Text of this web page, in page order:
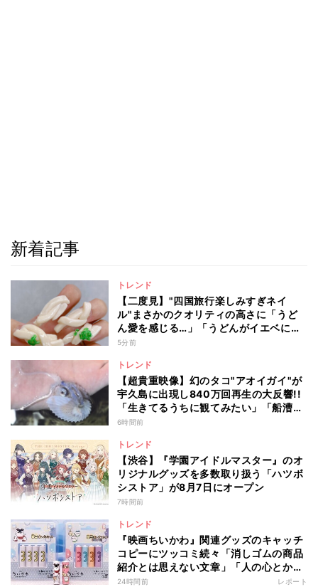
新着記事
トレンド
【二度見】"四国旅行楽しみすぎネイ
ル"まさかのクオリティの高さに「うど
ん愛を感じる…」「うどんがイエベに馴
染むなんて」と12万いいね
5分前
トレンド
【超貴重映像】幻のタコ"アオイガイ"が
宇久島に出現し840万回再生の大反響!!
「生きてるうちに観てみたい」「船漕い
でるみたいなの可愛い」
6時間前
トレンド
【渋谷】『学園アイドルマスター』のオ
リジナルグッズを多数取り扱う「ハツボ
シストア」が8月7日にオープン
7時間前
トレンド
『映画ちいかわ』関連グッズのキャッチ
コピーにツッコミ続々「消しゴムの商品
紹介とは思えない文章」「人の心とかな
いんか」
24時間前 レポート